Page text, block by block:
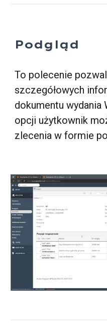
Podgląd
To polecenie
szczegółowych
dokumentuwydania
opcji użytkownik
zlecenia w formie